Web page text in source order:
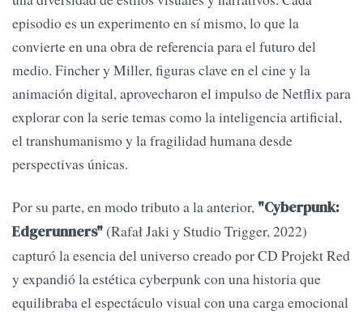
episodio es un experimento en sí mismo, lo que la
convierte en una obra de referencia para el futuro del
medio. Fincher y Miller, figuras clave en el cine y la
animación digital, aprovecharon el impulso de Netflix para
explorar con la serie temas como la inteligencia artificial,
el transhumanismo y la fragilidad humana desde
perspectivas únicas.
Por su parte, en modo tributo a la anterior, "Cyberpunk:
Edgerunners"(Rafał Jaki y Studio Trigger, 2022)
capturó la esencia del universo creado por CD Projekt Red
y expandió la estética cyberpunk con una historia que
equilibraba el espectáculo visual con una carga emocional